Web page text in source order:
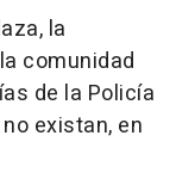
la
comunidad
de la Policía
existan, en